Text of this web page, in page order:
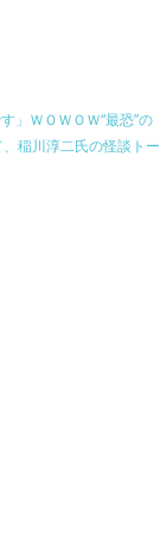
」ＷＯＷＯＷ“最恐”の
稲川淳二氏の怪談トー